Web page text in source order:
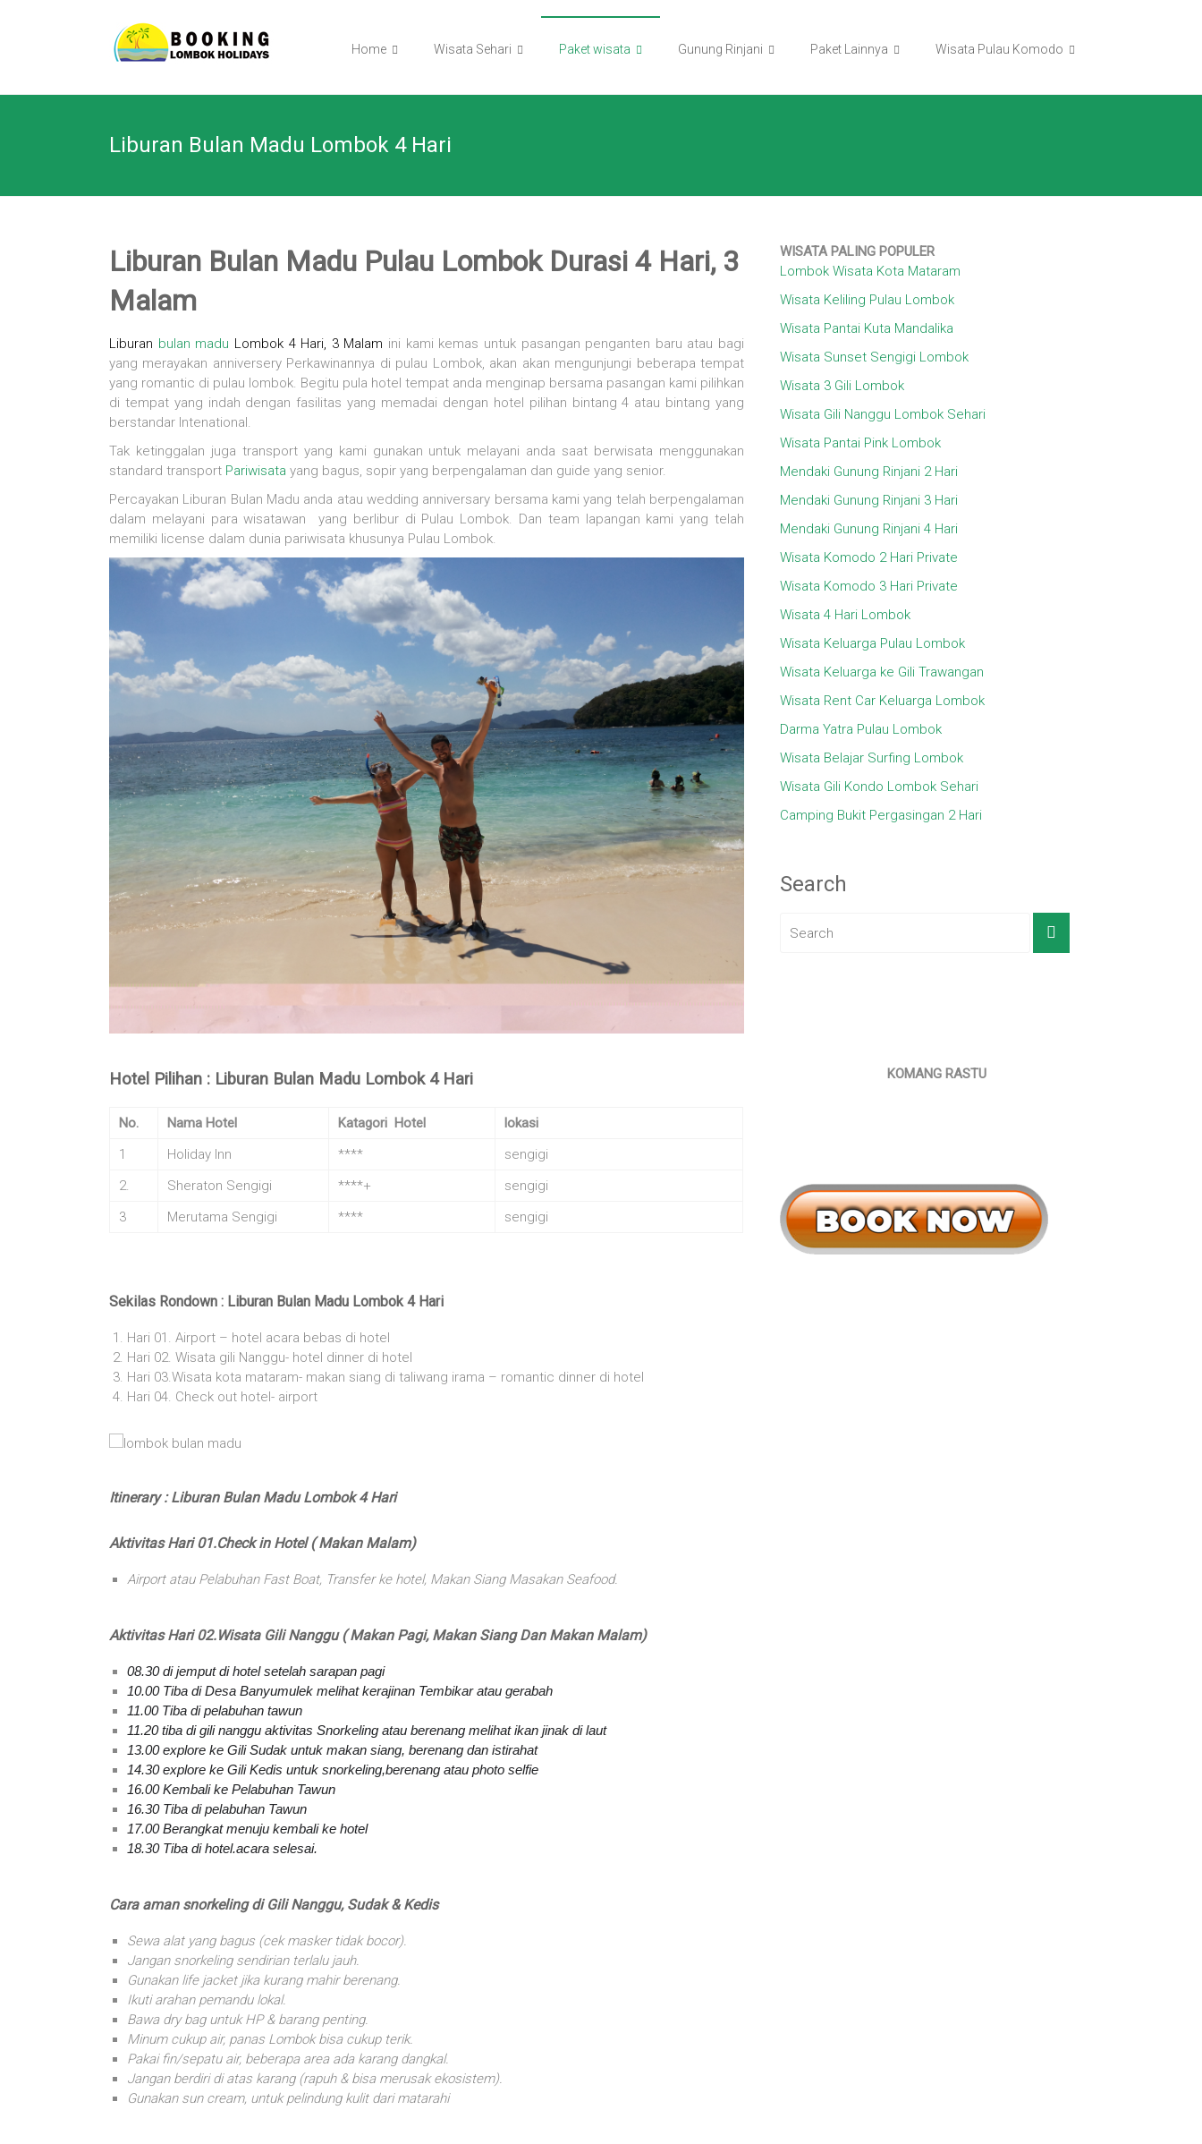
BOOKING
TOUR
Your
Home Wisata Sehari Paket wisata Gunung Rinjani Paket Lainnya Wisata Pulau Komodo
Liburan Bulan Madu Lombok 4 Hari
Liburan Bulan Madu Pulau Lombok Durasi 4 Hari, 3
Malam
Liburan bulan madu Lombok 4 Hari, 3 Malam ini kami kemas untuk pasangan penganten baru atau bagi
yang merayakan anniversery Perkawinannya di pulau Lombok, akan akan mengunjungi beberapa tempat
yang romantic di pulau lombok. Begitu pula hotel tempat anda menginap bersama pasangan kami pilihkan
di tempat yang indah dengan fasilitas yang memadai dengan hotel pilihan bintang 4 atau bintang yang
berstandar Intenational.
Tak ketinggalan juga transport yang kami gunakan untuk melayani anda saat berwisata menggunakan
standard transport Pariwisata yang bagus, sopir yang berpengalaman dan guide yang senior.
Percayakan Liburan Bulan Madu anda atau wedding anniversary bersama kami yang telah berpengalaman
dalam melayani para wisatawan yang berlibur di Pulau Lombok. Dan team lapangan kami yang telah
memiliki license dalam dunia pariwisata khusunya Pulau Lombok.
Hotel Pilihan : Liburan Bulan Madu Lombok 4 Hari
No. Nama Hotel Katagori Hotel
lokasi
1
Holiday Inn ****
sengigi
2.
Sheraton Sengigi ****+
sengigi
3
Merutama Sengigi **** sengigi
Sekilas Rondown : Liburan Bulan Madu Lombok 4 Hari
Hari 01. Airport – hotel acara bebas di hotel
Hari 02. Wisata gili Nanggu- hotel dinner di hotel
Hari 03.Wisata kota mataram- makan siang di taliwang irama – romantic dinner di hotel
Hari 04. Check out hotel- airport
Itinerary : Liburan Bulan Madu Lombok 4 Hari
Aktivitas Hari 01.Check in Hotel ( Makan Malam)
Airport atau Pelabuhan Fast Boat, Transfer ke hotel, Makan Siang Masakan Seafood.
Aktivitas Hari 02.Wisata Gili Nanggu ( Makan Pagi, Makan Siang Dan Makan Malam)
08.30 di jemput di hotel setelah sarapan pagi
10.00 Tiba di Desa Banyumulek melihat kerajinan Tembikar atau gerabah
11.00 Tiba di pelabuhan tawun
11.20 tiba di gili nanggu aktivitas Snorkeling atau berenang melihat ikan jinak di laut
13.00 explore ke Gili Sudak untuk makan siang, berenang dan istirahat
14.30 explore ke Gili Kedis untuk snorkeling,berenang atau photo selfie
16.00 Kembali ke Pelabuhan Tawun
16.30 Tiba di pelabuhan Tawun
17.00 Berangkat menuju kembali ke hotel
18.30 Tiba di hotel.acara selesai.
Cara aman snorkeling di Gili Nanggu, Sudak & Kedis
Sewa alat yang bagus (cek masker tidak bocor).
Jangan snorkeling sendirian terlalu jauh.
Gunakan life jacket jika kurang mahir berenang.
Ikuti arahan pemandu lokal.
Bawa dry bag untuk HP & barang penting.
Minum cukup air, panas Lombok bisa cukup terik.
Pakai fin/sepatu air, beberapa area ada karang dangkal.
Jangan berdiri di atas karang (rapuh & bisa merusak ekosistem).
Gunakan sun cream, untuk pelindung kulit dari matarahi
WISATA PALING POPULER
Lombok Wisata Kota Mataram
Wisata Keliling Pulau Lombok
Wisata Pantai Kuta Mandalika
Wisata Sunset Sengigi Lombok
Wisata 3 Gili Lombok
Wisata Gili Nanggu Lombok Sehari
Wisata Pantai Pink Lombok
Mendaki Gunung Rinjani 2 Hari
Mendaki Gunung Rinjani 3 Hari
Mendaki Gunung Rinjani 4 Hari
Wisata Komodo 2 Hari Private
Wisata Komodo 3 Hari Private
Wisata 4 Hari Lombok
Wisata Keluarga Pulau Lombok
Wisata Keluarga ke Gili Trawangan
Wisata Rent Car Keluarga Lombok
Darma Yatra Pulau Lombok
Wisata Belajar Surfing Lombok
Wisata Gili Kondo Lombok Sehari
Camping Bukit Pergasingan 2 Hari
Search
KOMANG RASTU